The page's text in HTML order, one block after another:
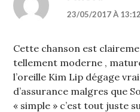
23/05/2017 À 13:12
Cette chanson est
tellement moderne ,
l’oreille Kim Lip dégage
d’assurance malgres que
« simple » c’est tout juste